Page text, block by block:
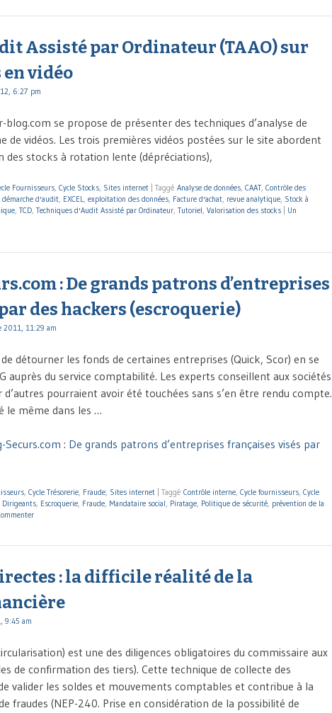
Assisté par Ordinateur (TAAO) sur
en vidéo
6:27 pm
se propose de présenter des techniques d’analyse de
de vidéos. Les trois premières vidéos postées sur le site abordent
des stocks à rotation lente (dépréciations),
Fournisseurs, Cycle Stocks, Sites internet Taggé Analyse de données, CAAT, Contrôle des
démarche d'audit, EXCEL, exploitation des données, Facture d'achat, revue analytique, Stock à
, TCD, Techniques d'Audit Assisté par Ordinateur, Tutoriel, Valorisation des stocks
Un
: De grands patrons d’entreprises
des hackers (escroquerie)
2011, 11:29 am
détourner les fonds de certaines entreprises (Quick, Scor) en se
auprès du service comptabilité. Les experts conseillent aux sociétés
pourraient avoir été touchées sans s’en être rendu compte.
le même dans les …
Securs.com : De grands patrons d’entreprises françaises visés par
, Cycle Trésorerie, Fraude, Sites internet Taggé Contrôle interne, Cycle fournisseurs, Cycle
Dirigeants, Escroquerie, Fraude, Mandataire social, Piratage, Politique de sécurité, prévention de la
: la difficile réalité de la
9:45 am
est une des diligences obligatoires du commissaire aux
de confirmation des tiers). Cette technique de collecte des
valider les soldes et mouvements comptables et contribue à la
fraudes (NEP-240. Prise en considération de la possibilité de